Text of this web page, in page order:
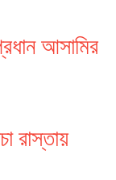
আসামির
রাস্তায়